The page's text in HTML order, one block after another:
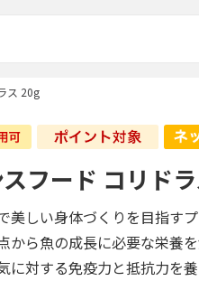
ス 20g
フード コリド
美しい身体づくりを目指す
から魚の成長に必要な栄養
に対する免疫力と抵抗力を